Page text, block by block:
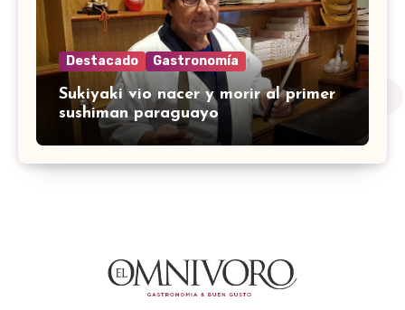
Destacado Gastronomía
Sukiyaki vio nacer y morir al primer
sushiman paraguayo